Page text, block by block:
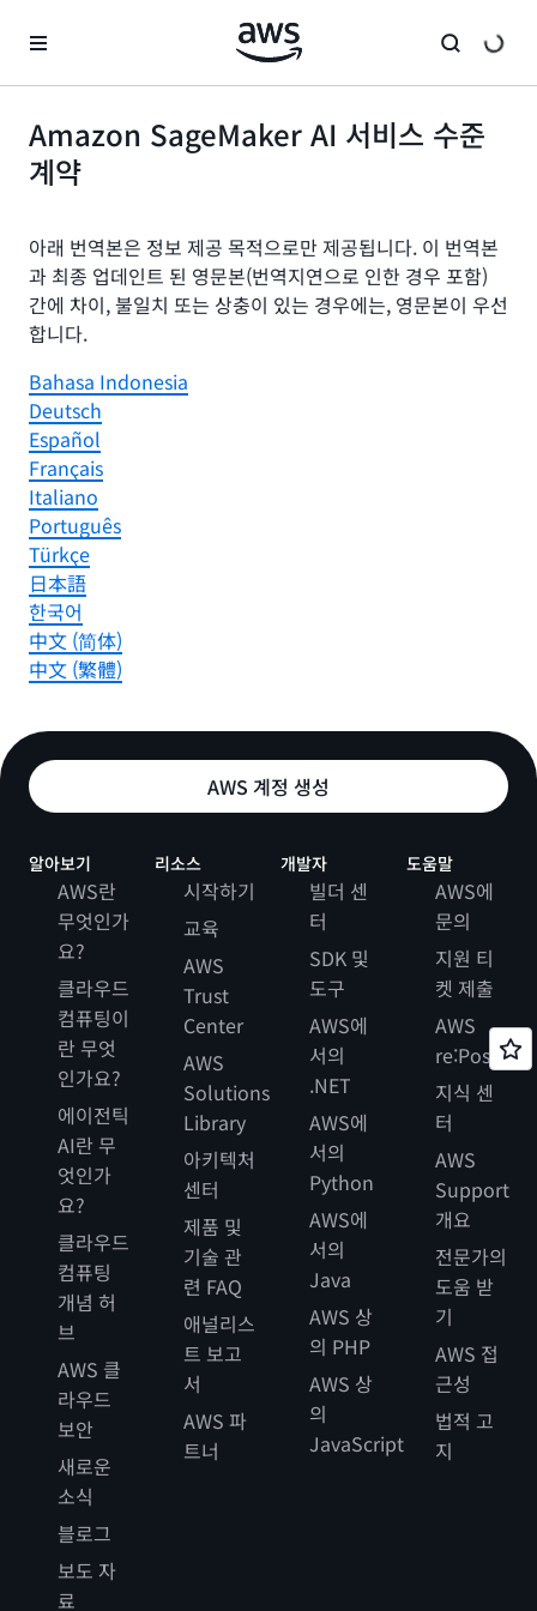
Amazon SageMaker AI 서비스 수준
계약
아래 번역본은 정보 제공 목적으로만 제공됩니다. 이 번역본
과 최종 업데인트 된 영문본(번역지연으로 인한 경우 포함)
간에 차이, 불일치 또는 상충이 있는 경우에는, 영문본이 우선
합니다.
Bahasa Indonesia
Deutsch
Español
Français
Italiano
Português
Türkçe
日本語
한국어
中文 (简体)
中文 (繁體)
AWS 계정 생성
알아보기
AWS란
무엇인가
요?
클라우드
컴퓨팅이
란 무엇
인가요?
에이전틱
AI란 무
엇인가
요?
클라우드
컴퓨팅
개념 허
브
AWS 클
라우드
보안
새로운
소식
블로그
보도 자
료
리소스
시작하기
교육
AWS
Trust
Center
AWS
Solutions
Library
아키텍처
센터
제품 및
기술 관
련 FAQ
애널리스
트 보고
서
AWS 파
트너
개발자
빌더 센
터
SDK 및
도구
AWS에
서의
.NET
AWS에
서의
Python
AWS에
서의
Java
AWS 상
의 PHP
AWS 상
의
JavaScript
도움말
AWS에
문의
지원 티
켓 제출
AWS
re:Post
지식 센
터
AWS
Support
개요
전문가의
도움 받
기
AWS 접
근성
법적 고
지